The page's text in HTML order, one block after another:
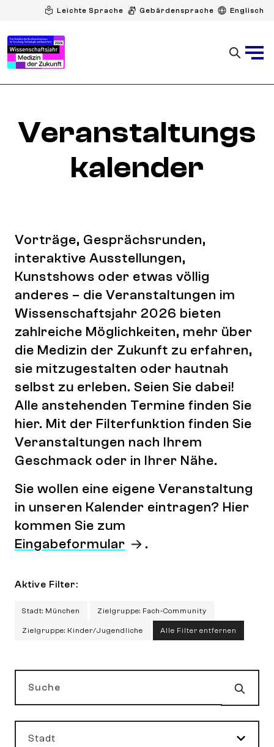
Leichte Sprache Gebärdensprache Englisch
Veranstaltungs
kalender
Vorträge, Gesprächsrunden,
interaktive Ausstellungen,
Kunstshows oder etwas völlig
anderes – die Veranstaltungen im
Wissenschaftsjahr 2026 bieten
zahlreiche Möglichkeiten, mehr über
die Medizin der Zukunft zu erfahren,
sie mitzugestalten oder hautnah
selbst zu erleben. Seien Sie dabei!
Alle anstehenden Termine finden Sie
hier. Mit der Filterfunktion finden Sie
Veranstaltungen nach Ihrem
Geschmack oder in Ihrer Nähe.
Sie wollen eine eigene Veranstaltung
in unseren Kalender eintragen? Hier
kommen Sie zum
Eingabeformular
.
Aktive Filter:
Stadt: München Zielgruppe: Fach-Community
Zielgruppe: Kinder/Jugendliche Alle Filter entfernen
Suche
Stadt